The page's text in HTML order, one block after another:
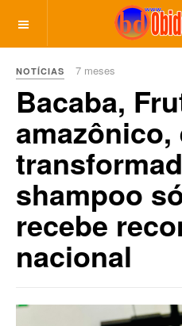
NOTÍCIAS 7 meses
Bacaba,
amazônico,
shampoo
recebe
nacional